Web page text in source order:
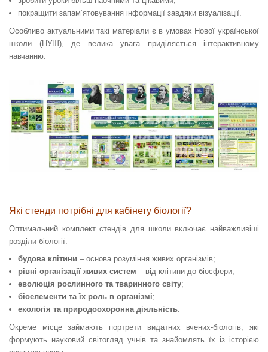
покращити запам’ятовування інформації завдяки візуалізації.
Особливо актуальними такі матеріали є в умовах Нової української
школи (НУШ), де велика увага приділяється інтерактивному
навчанню.
Які стенди потрібні для кабінету біології?
Оптимальний комплект стендів для школи включає найважливіші
розділи біології:
будова клітини – основа розуміння живих організмів;
рівні організації живих систем – від клітини до біосфери;
еволюція рослинного та тваринного світу;
біоелементи та їх роль в організмі;
екологія та природоохоронна діяльність.
Окреме місце займають портрети видатних вчених-біологів, які
формують науковий світогляд учнів та знайомлять їх із історією